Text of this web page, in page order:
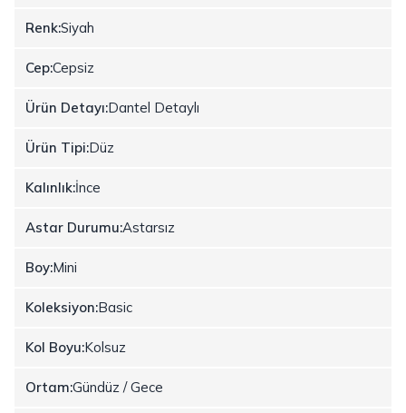
Renk:Siyah
Cep:Cepsiz
Ürün Detayı:Dantel Detaylı
Ürün Tipi:Düz
Kalınlık:İnce
Astar Durumu:Astarsız
Boy:Mini
Koleksiyon:Basic
Kol Boyu:Kolsuz
Ortam:Gündüz / Gece